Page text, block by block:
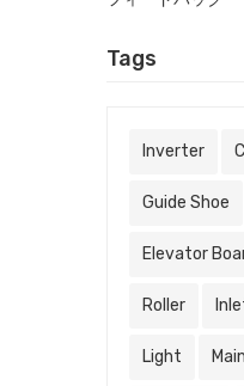
Tags
Inverter
Guide Shoe
Elevator
Roller
Light